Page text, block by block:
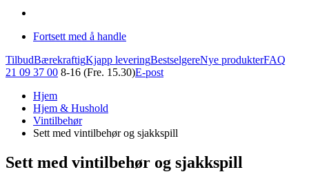
Fortsett med å handle
TilbudBærekraftigKjapp leveringBestselgereNye produkterFAQ
21 09 37 00 8-16 (Fre. 15.30)E-post
Hjem
Hjem & Hushold
Vintilbehør
Sett med vintilbehør og sjakkspill
Sett med vintilbehør og sjakkspill